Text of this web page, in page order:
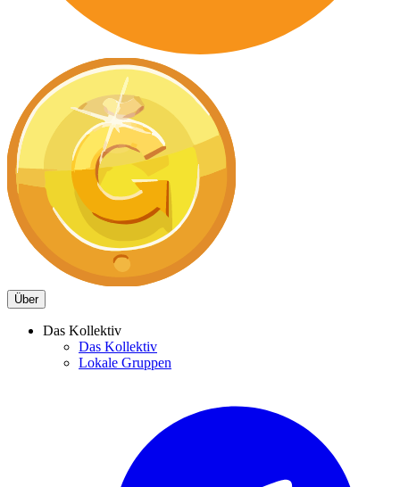
Über
Das Kollektiv
Das Kollektiv
Lokale Gruppen